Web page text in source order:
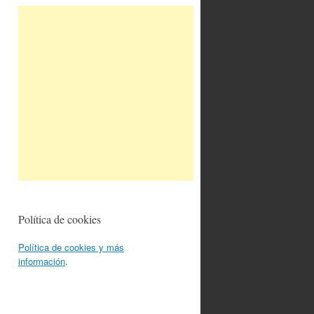
Política de cookies
Política de cookies y más
información.